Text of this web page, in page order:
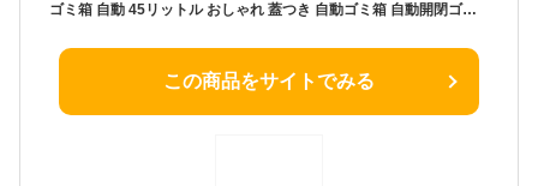
ゴミ箱 自動 45リットル おしゃれ 蓋つき 自動ゴミ箱 自動開閉ゴミ箱 ダストボックス センサー 臭わない スライド シャッター スリム おしゃれ インテリア 高級感 省スペース 45L 30L大容量 smartowner正規品 1年保証
この商品をサイトでみる